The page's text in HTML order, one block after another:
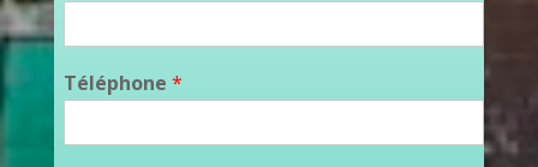
Téléphone *